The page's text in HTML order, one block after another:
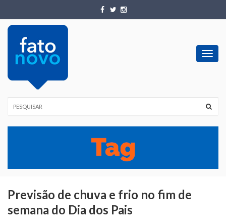
Previsão de chuva e frio no fim de
semana do Dia dos Pais